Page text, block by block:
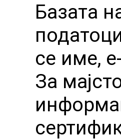
Базата
се име,
За